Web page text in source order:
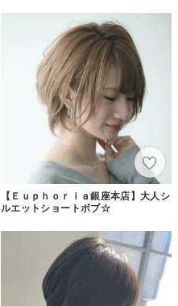
【Ｅｕｐｈｏｒｉａ銀座本店】大人シ
ルエットショートボブ☆